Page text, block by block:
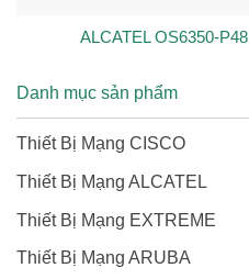
ALCATEL OS6350-P48
Danh mục sản phẩm
Thiết Bị Mạng CISCO
Thiết Bị Mạng ALCATEL
Thiết Bị Mạng EXTREME
Thiết Bị Mạng ARUBA